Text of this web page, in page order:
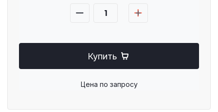
Купить
Цена по запросу